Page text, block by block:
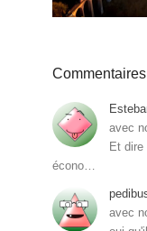
avec
Et
écono…
avec